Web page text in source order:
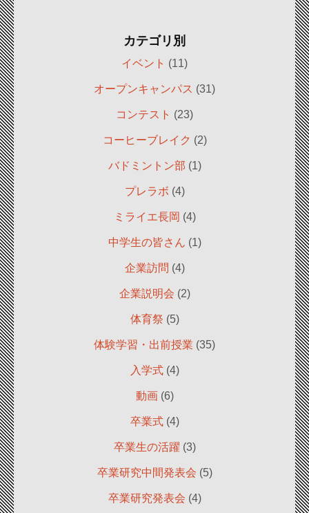
カテゴリ別
イベント (11)
オープンキャンパス (31)
コンテスト (23)
コーヒーブレイク (2)
バドミントン部 (1)
プレラボ (4)
ミライエ長岡 (4)
中学生の皆さん (1)
企業訪問 (4)
企業説明会 (2)
体育祭 (5)
体験学習・出前授業 (35)
入学式(4)
動画(6)
卒業式(4)
卒業生の活躍 (3)
卒業研究中間発表会 (5)
卒業研究発表会 (4)